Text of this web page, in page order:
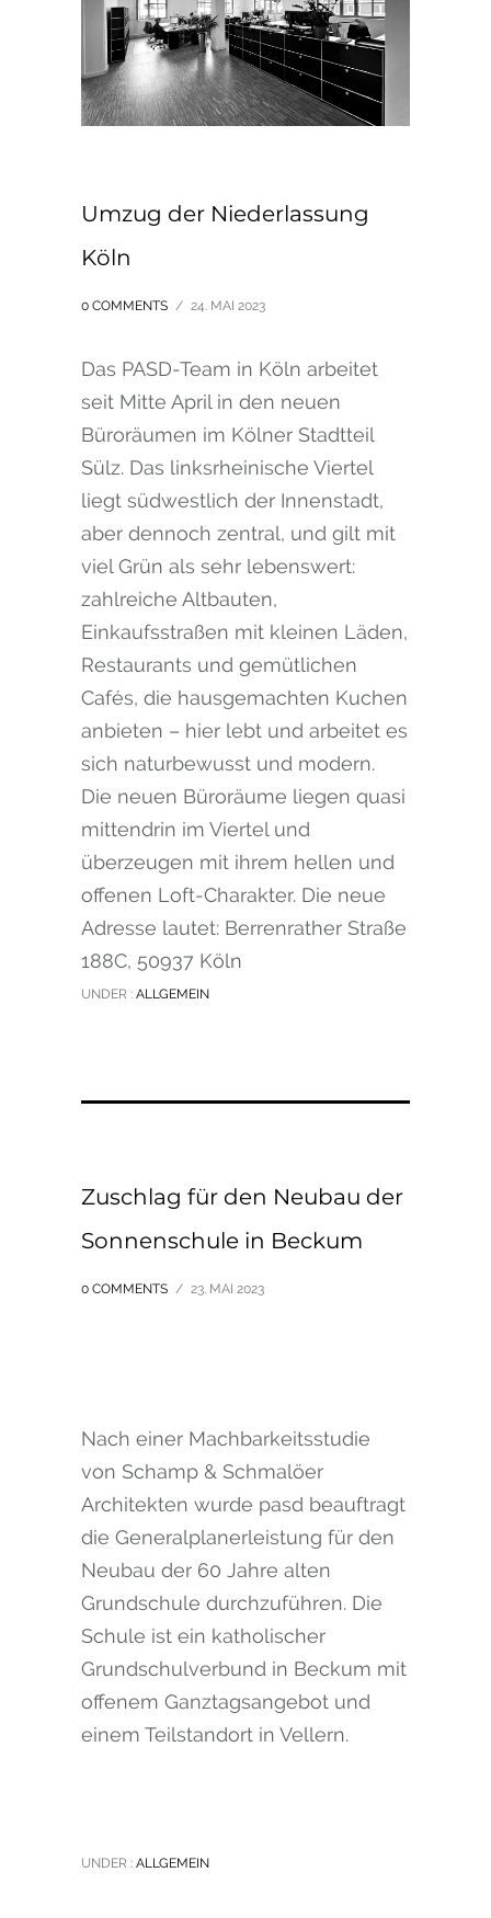
Umzug der Niederlassung
Köln
0 COMMENTS / 24. MAI 2023
Das PASD-Team in Köln arbeitet
seit Mitte April in den neuen
Büroräumen im Kölner Stadtteil
Sülz. Das linksrheinische Viertel
liegt südwestlich der Innenstadt,
aber dennoch zentral, und gilt mit
viel Grün als sehr lebenswert:
zahlreiche Altbauten,
Einkaufsstraßen mit kleinen Läden,
Restaurants und gemütlichen
Cafés, die hausgemachten Kuchen
anbieten – hier lebt und arbeitet es
sich naturbewusst und modern.
Die neuen Büroräume liegen quasi
mittendrin im Viertel und
überzeugen mit ihrem hellen und
offenen Loft-Charakter. Die neue
Adresse lautet: Berrenrather Straße
188C, 50937 Köln
UNDER : ALLGEMEIN
Zuschlag für den Neubau der
Sonnenschule in Beckum
0 COMMENTS / 23. MAI 2023
Nach einer Machbarkeitsstudie
von Schamp & Schmalöer
Architekten wurde pasd beauftragt
die Generalplanerleistung für den
Neubau der 60 Jahre alten
Grundschule durchzuführen. Die
Schule ist ein katholischer
Grundschulverbund in Beckum mit
offenem Ganztagsangebot und
einem Teilstandort in Vellern.
UNDER : ALLGEMEIN